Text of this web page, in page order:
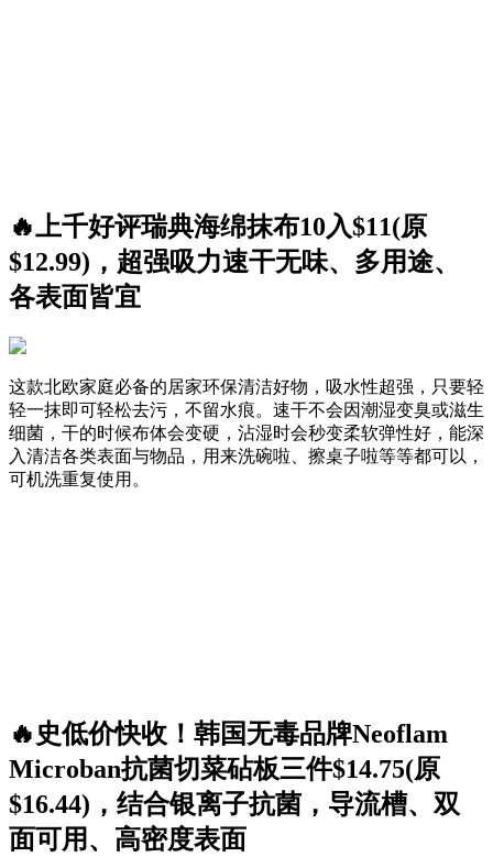
🔥上千好评瑞典海绵抹布10入$11(原
$12.99)，超强吸力速干无味、多用途、
各表面皆宜
这款北欧家庭必备的居家环保清洁好物，吸水性超强，只要轻
轻一抹即可轻松去污，不留水痕。速干不会因潮湿变臭或滋生
细菌，干的时候布体会变硬，沾湿时会秒变柔软弹性好，能深
入清洁各类表面与物品，用来洗碗啦、擦桌子啦等等都可以，
可机洗重复使用。
🔥史低价快收！韩国无毒品牌Neoflam
Microban抗菌切菜砧板三件$14.75(原
$16.44)，结合银离子抗菌，导流槽、双
面可用、高密度表面